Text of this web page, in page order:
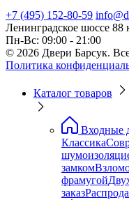
+7 (495) 152-80-59
Ленинградское шоссе
Пн-Вс: 09:00 - 21:00
© 2026 Двери Барсук.
Политика
Каталог товаров
Входные
Классика
замком
фрамугой
заказ